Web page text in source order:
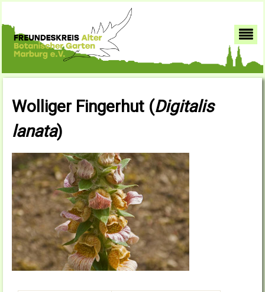
Wolliger Fingerhut (Digitalis
lanata)